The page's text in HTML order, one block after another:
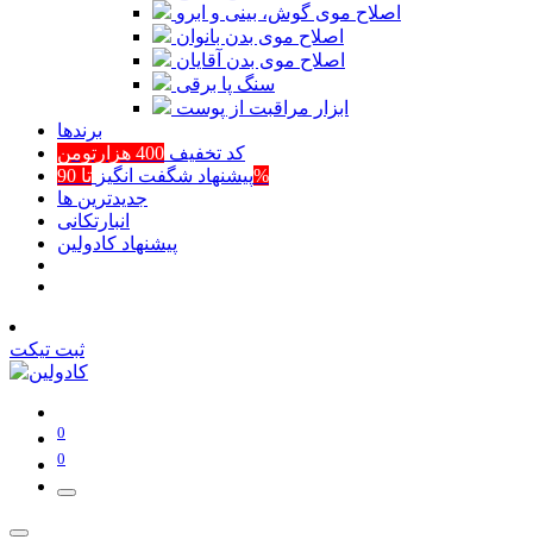
اصلاح موی گوش، بینی و ابرو
اصلاح موی بدن بانوان
اصلاح موی بدن آقایان
سنگ پا برقی
ابزار مراقبت از پوست
برند‌ها
کد تخفیف 400 هزارتومن
پیشنهاد شگفت انگیزتا 90%
جدیدترین ها
انبارتکانی
پیشنهاد کادولین
ثبت تیکت
0
0